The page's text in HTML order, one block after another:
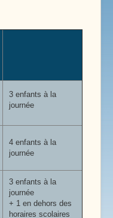
3 enfants à la
journée
4 enfants à la
journée
3 enfants à la
journée
+ 1 en dehors des
horaires scolaires